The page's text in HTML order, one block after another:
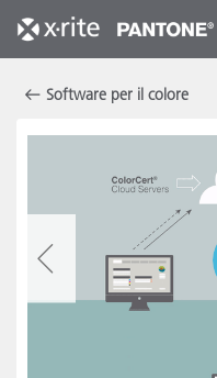
Software per il colore